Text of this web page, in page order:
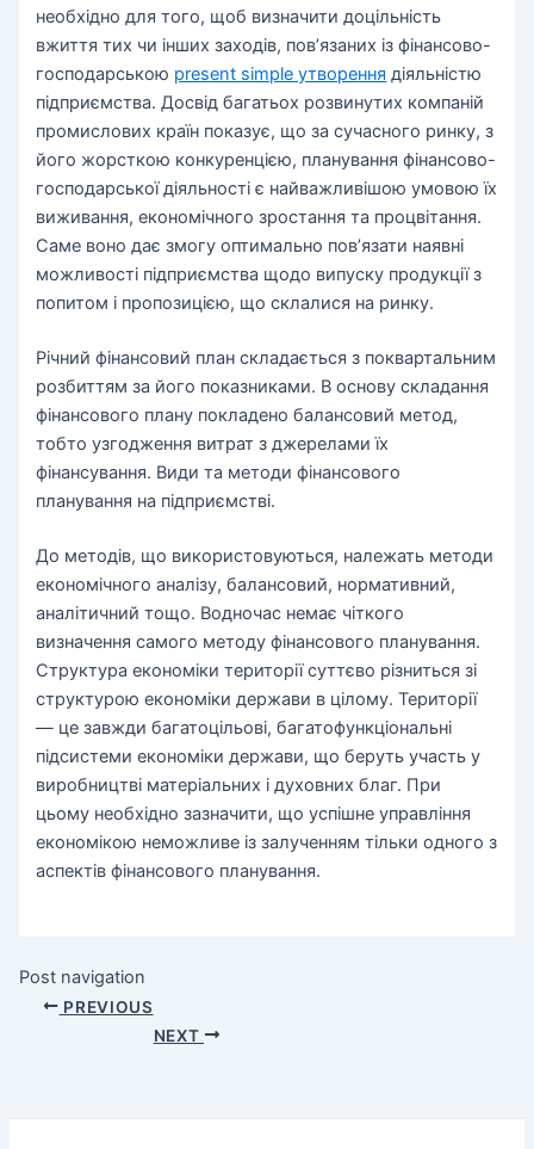
необхідно для того, щоб визначити доцільність
вжиття тих чи інших заходів, пов’язаних із фінансово-
господарською present simple утворення діяльністю
підприємства. Досвід багатьох розвинутих компаній
промислових країн показує, що за сучасного ринку, з
його жорсткою конкуренцією, планування фінансово-
господарської діяльності є найважливішою умовою їх
виживання, економічного зростання та процвітання.
Саме воно дає змогу оптимально пов’язати наявні
можливості підприємства щодо випуску продукції з
попитом і пропозицією, що склалися на ринку.
Річний фінансовий план складається з поквартальним
розбиттям за його показниками. В основу складання
фінансового плану покладено балансовий метод,
тобто узгодження витрат з джерелами їх
фінансування. Види та методи фінансового
планування на підприємстві.
До методів, що використовуються, належать методи
економічного аналізу, балансовий, нормативний,
аналітичний тощо. Водночас немає чіткого
визначення самого методу фінансового планування.
Структура економіки території суттєво різниться зі
структурою економіки держави в цілому. Території
— це завжди багатоцільові, багатофункціональні
підсистеми економіки держави, що беруть участь у
виробництві матеріальних і духовних благ. При
цьому необхідно зазначити, що успішне управління
економікою неможливе із залученням тільки одного з
аспектів фінансового планування.
Post navigation
PREVIOUS
NEXT